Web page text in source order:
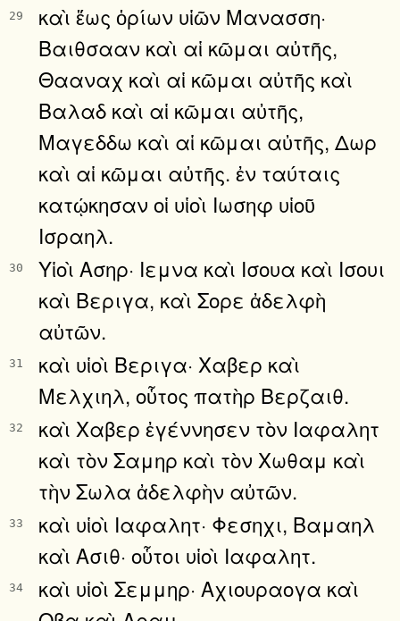
29
καὶ ἕως ὁρίων υἱῶν Μανασση·
Βαιθσααν καὶ αἱ κῶμαι αὐτῆς,
Θααναχ καὶ αἱ κῶμαι αὐτῆς καὶ
Βαλαδ καὶ αἱ κῶμαι αὐτῆς,
Μαγεδδω καὶ αἱ κῶμαι αὐτῆς, Δωρ
καὶ αἱ κῶμαι αὐτῆς. ἐν ταύταις
κατῴκησαν οἱ υἱοὶ Ιωσηφ υἱοῦ
Ισραηλ.
30
Υἱοὶ Ασηρ· Ιεμνα καὶ Ισουα καὶ Ισουι
καὶ Βεριγα, καὶ Σορε ἀδελφὴ
αὐτῶν.
31
καὶ υἱοὶ Βεριγα· Χαβερ καὶ
Μελχιηλ, οὗτος πατὴρ Βερζαιθ.
32
καὶ Χαβερ ἐγέννησεν τὸν Ιαφαλητ
καὶ τὸν Σαμηρ καὶ τὸν Χωθαμ καὶ
τὴν Σωλα ἀδελφὴν αὐτῶν.
33
καὶ υἱοὶ Ιαφαλητ· Φεσηχι, Βαμαηλ
καὶ Ασιθ· οὗτοι υἱοὶ Ιαφαλητ.
34
καὶ υἱοὶ Σεμμηρ· Αχιουραογα καὶ